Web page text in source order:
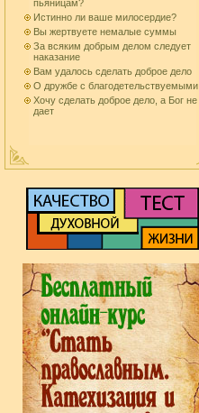
пьяницам?
Истинно ли ваше милосердие?
Вы жертвуете немалые суммы
За всяким добрым делом следует
наказание
Вам удалось сделать доброе дело
О дружбе с благодетельствуемыми
Хочу сделать доброе дело, а Бог не
дает